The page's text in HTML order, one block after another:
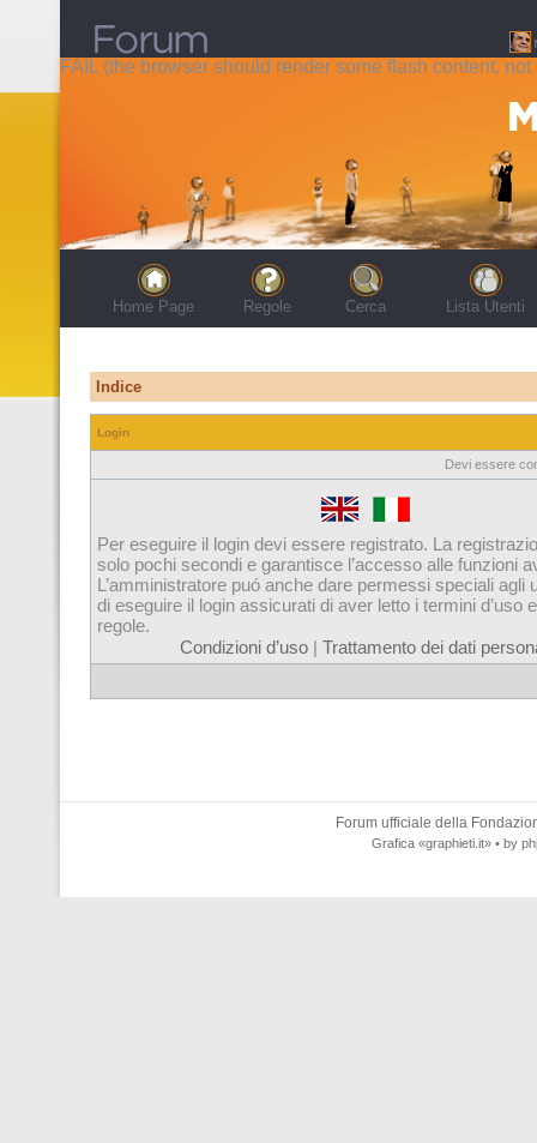
FAIL (the browser should render some flash content, not
Home Page Regole Cerca Lista Utenti
Indice
Login
Devi essere
Per eseguire il login devi essere registrato. La
solo pochi secondi e garantisce l’accesso alle funzioni
L’amministratore puó anche dare permessi speciali agli
di eseguire il login assicurati di aver letto i termini d’uso
regole.
Condizioni d’uso | Trattamento dei dati
Forum ufficiale della
Grafica «graphieti.it» • by